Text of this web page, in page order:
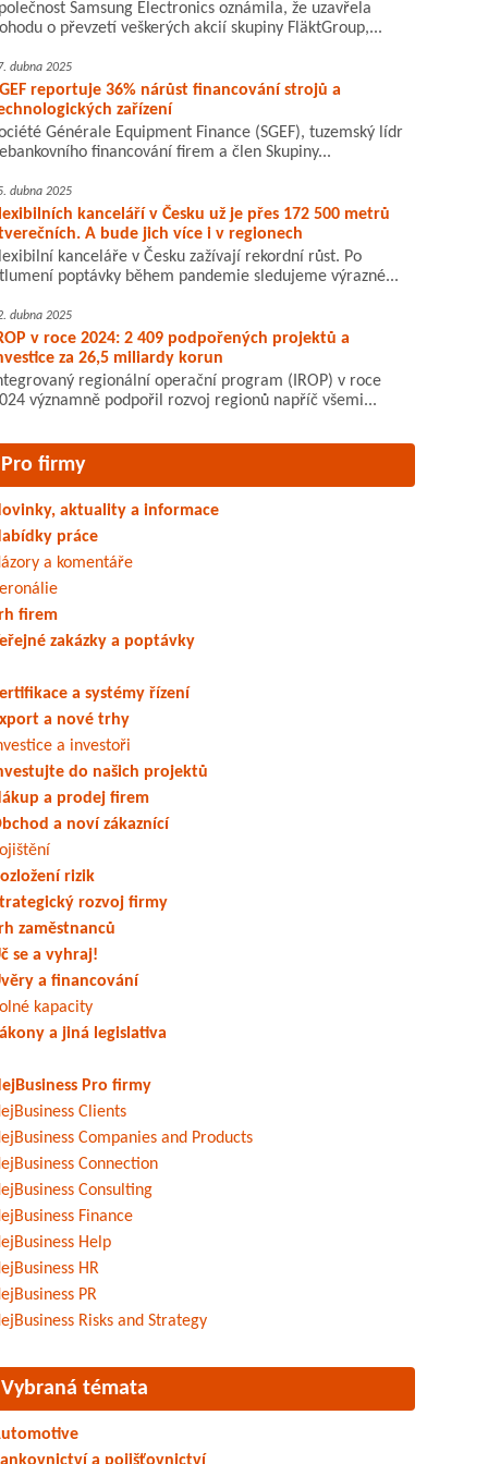
Samsung Electronics oznámila, že uzavřela
o převzetí veškerých akcií skupiny FläktGroup,...
dubna 2025
reportuje 36% nárůst financování strojů a
zařízení
Générale Equipment Finance (SGEF), tuzemský lídr
financování firem a člen Skupiny...
dubna 2025
kanceláří v Česku už je přes 172 500 metrů
A bude jich více i v regionech
kanceláře v Česku zažívají rekordní růst. Po
poptávky během pandemie sledujeme výrazné...
dubna 2025
v roce 2024: 2 409 podpořených projektů a
za 26,5 miliardy korun
regionální operační program (IROP) v roce
významně podpořil rozvoj regionů napříč všemi...
Pro firmy
aktuality a informace
práce
a komentáře
firem
zakázky a poptávky
a systémy řízení
a nové trhy
a investoři
do našich projektů
a prodej firem
a noví zákaznící
rizik
rozvoj firmy
zaměstnanců
se a vyhraj!
a financování
kapacity
a jiná legislativa
Pro firmy
Clients
Companies and Products
Connection
Consulting
Finance
Help
HR
PR
Risks and Strategy
Vybraná témata